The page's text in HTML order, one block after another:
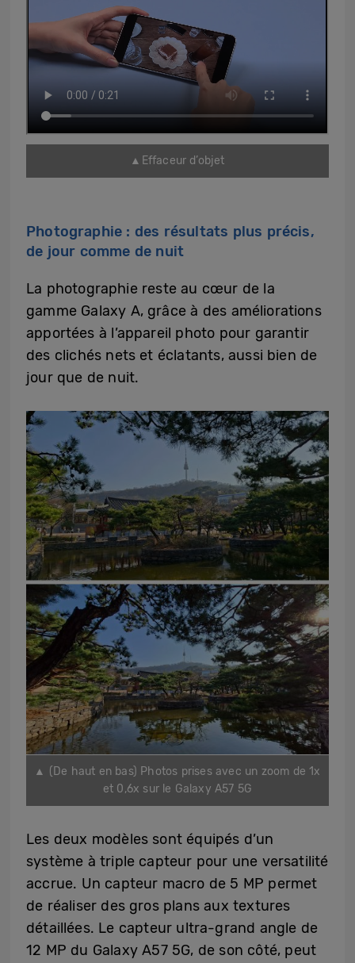
▲Effaceur d’objet
Photographie : des résultats plus précis,
de jour comme de nuit
La photographie reste au cœur de la
gamme Galaxy A, grâce à des améliorations
apportées à l’appareil photo pour garantir
des clichés nets et éclatants, aussi bien de
jour que de nuit.
▲ (De haut en bas) Photos prises avec un zoom de 1x
et 0,6x sur le Galaxy A57 5G
Les deux modèles sont équipés d’un
système à triple capteur pour une versatilité
accrue. Un capteur macro de 5 MP permet
de réaliser des gros plans aux textures
détaillées. Le capteur ultra-grand angle de
12 MP du Galaxy A57 5G, de son côté, peut